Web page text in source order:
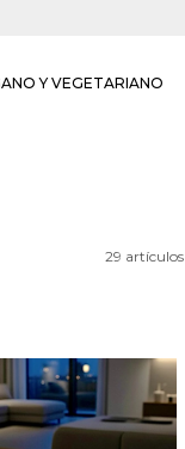
Y VEGETARIANO
29 artículos